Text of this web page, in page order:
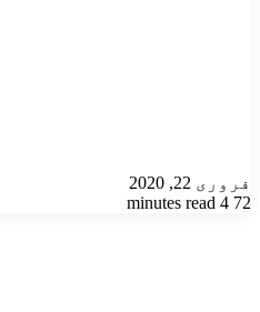
فروری 22, 2020
72
4 minutes read